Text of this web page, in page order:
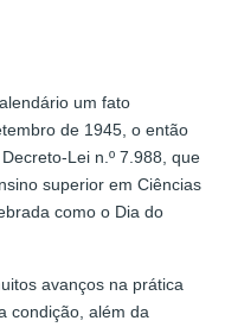
um fato
de 1945, o então
Lei n.º 7.988, que
superior em Ciências
como o Dia do
avanços na prática
condição, além da